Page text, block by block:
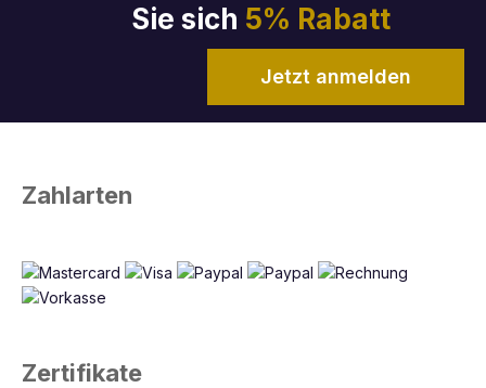
Sie sich 5% Rabatt
Jetzt anmelden
Zahlarten
Zertifikate